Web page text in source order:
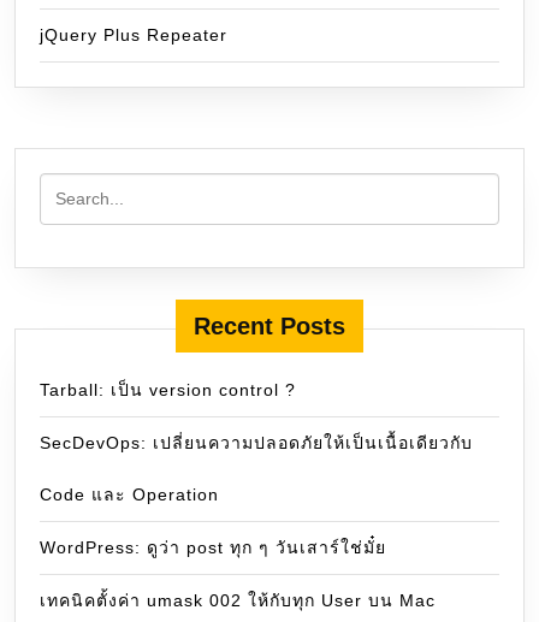
jQuery Plus Repeater
Recent Posts
Tarball: เป็น version control ?
SecDevOps: เปลี่ยนความปลอดภัยให้เป็นเนื้อเดียวกับ
Code และ Operation
WordPress: ดูว่า post ทุก ๆ วันเสาร์ใช่มั๋ย
เทคนิคตั้งค่า umask 002 ให้กับทุก User บน Mac